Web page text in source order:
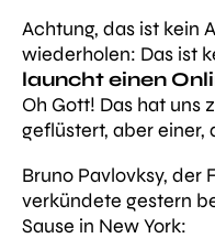
Achtung, das ist kein
wiederholen: Das ist
launcht einen
Oh Gott! Das hat uns
geflüstert, aber einer,
Bruno Pavlovksy, der
verkündete gestern
Sause in New York: